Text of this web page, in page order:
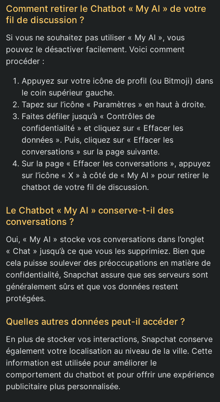
Comment retirer le Chatbot « My AI » de votre
fil de discussion ?
Si vous ne souhaitez pas utiliser « My AI », vous
pouvez le désactiver facilement. Voici comment
procéder :
Appuyez sur votre icône de profil (ou Bitmoji) dans
le coin supérieur gauche.
Tapez sur l’icône « Paramètres » en haut à droite.
Faites défiler jusqu’à « Contrôles de
confidentialité » et cliquez sur « Effacer les
données ». Puis, cliquez sur « Effacer les
conversations » sur la page suivante.
Sur la page « Effacer les conversations », appuyez
sur l’icône « X » à côté de « My AI » pour retirer le
chatbot de votre fil de discussion.
Le Chatbot « My AI » conserve-t-il des
conversations ?
Oui, « My AI » stocke vos conversations dans l’onglet
« Chat » jusqu’à ce que vous les supprimiez. Bien que
cela puisse soulever des préoccupations en matière de
confidentialité, Snapchat assure que ses serveurs sont
généralement sûrs et que vos données restent
protégées.
Quelles autres données peut-il accéder ?
En plus de stocker vos interactions, Snapchat conserve
également votre localisation au niveau de la ville. Cette
information est utilisée pour améliorer le
comportement du chatbot et pour offrir une expérience
publicitaire plus personnalisée.